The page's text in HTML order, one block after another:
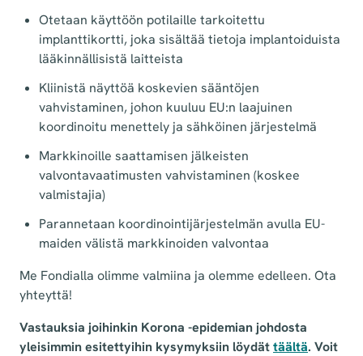
Otetaan käyttöön potilaille tarkoitettu
implanttikortti, joka sisältää tietoja implantoiduista
lääkinnällisistä laitteista
Kliinistä näyttöä koskevien sääntöjen
vahvistaminen, johon kuuluu EU:n laajuinen
koordinoitu menettely ja sähköinen järjestelmä
Markkinoille saattamisen jälkeisten
valvontavaatimusten vahvistaminen (koskee
valmistajia)
Parannetaan koordinointijärjestelmän avulla EU-
maiden välistä markkinoiden valvontaa
Me Fondialla olimme valmiina ja olemme edelleen. Ota
yhteyttä!
Vastauksia joihinkin Korona -epidemian johdosta
yleisimmin esitettyihin kysymyksiin löydättäältä. Voit